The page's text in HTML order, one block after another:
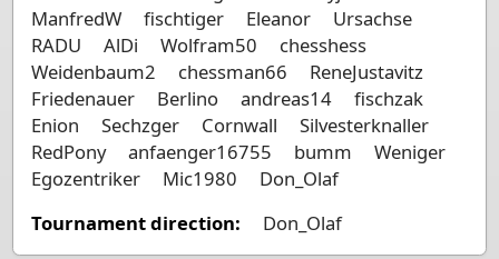
ManfredW
fischtiger Eleanor
Ursachse
RADU
AlDi Wolfram50
chesshess
Weidenbaum2
chessman66
ReneJustavitz
Friedenauer
Berlino andreas14
fischzak
Enion
Sechzger Cornwall
Silvesterknaller
RedPony
anfaenger16755 bumm
Weniger
Egozentriker
Mic1980
Don_Olaf
Tournament direction:
Don_Olaf